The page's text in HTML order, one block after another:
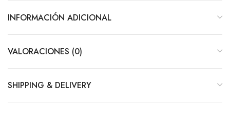
INFORMACIÓN ADICIONAL
VALORACIONES (0)
SHIPPING & DELIVERY